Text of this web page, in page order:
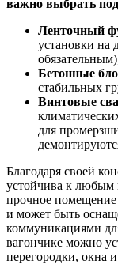
важно выбрать
Ленточный
установки на
Бетонные
стабильных
Винтовые
для
Благодаря своей
устойчива к любым
прочное
и может быть
коммуникациями
вагончике можно
перегородки, окна